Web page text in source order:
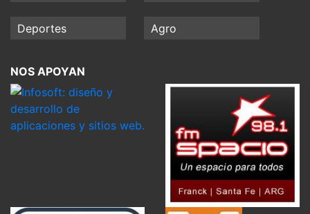
Deportes Agro
NOS APOYAN